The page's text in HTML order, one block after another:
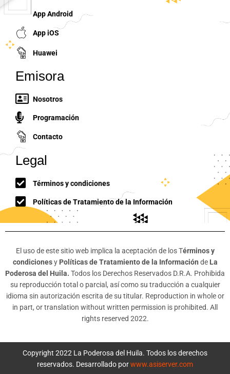
App Android
App iOS
Huawei
Emisora
Nosotros
Programación
Contacto
Legal
Términos y condiciones
Políticas de Tratamiento de la Información
El uso de este sitio web implica la aceptación de los Términos y
condicionesy Políticas de Tratamiento de la Información de La
Poderosa del Huila. Todos los Derechos Reservados D.R.A. Prohibida
su reproducción total o parcial, así como su traducción a cualquier
idioma sin autorización escrita de su titular. Reproduction in whole or
in part, or translation without written permission is prohibited. All
rights reserved 2022.
Copyright 2022 La Poderosa del Huila. Todos los derechos
reservados. Desarrollado porwww.asiserver.com